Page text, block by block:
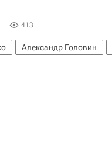
413
Александр Головин